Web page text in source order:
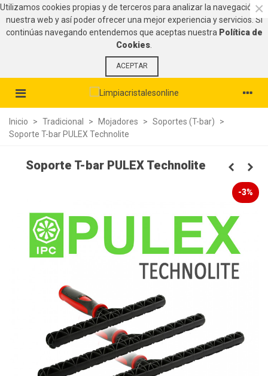
Utilizamos cookies propias y de terceros para analizar la navegación en
nuestra web y así poder ofrecer una mejor experiencia y servicios. Si
continúas navegando entendemos que aceptas nuestra Política de
Cookies
ACEPTAR
×
Inicio > Tradicional > Mojadores > Soportes (T-bar)
>
Soporte T-bar PULEX Technolite
Soporte T-bar PULEX Technolite
-3%